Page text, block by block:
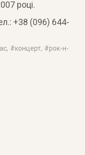
році.
+38 (096) 644-
, #концерт, #рок-н-